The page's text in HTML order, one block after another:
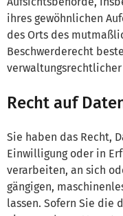
ihres gewöhnlichen
des Orts des
Beschwerderecht
Recht auf
Sie haben das Recht,
Einwilligung oder in
verarbeiten, an sich
gängigen,
lassen. Sofern Sie die